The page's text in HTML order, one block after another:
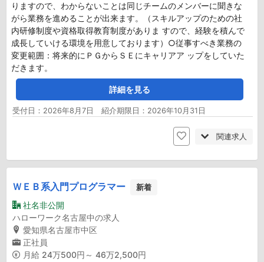
りますので、わからないことは同じチームのメンバーに聞きな
がら業務を進めることが出来ます。（スキルアップのための社
内研修制度や資格取得教育制度がありま すので、経験を積んで
成長していける環境を用意しております）○従事すべき業務の
変更範囲：将来的にＰＧからＳＥにキャリアア ップをしていた
だきます。
詳細を見る
受付日：2026年8月7日 紹介期限日：2026年10月31日
関連求人
ＷＥＢ系入門プログラマー 新着
社名非公開
ハローワーク名古屋中の求人
愛知県名古屋市中区
正社員
月給 24万500円～ 46万2,500円